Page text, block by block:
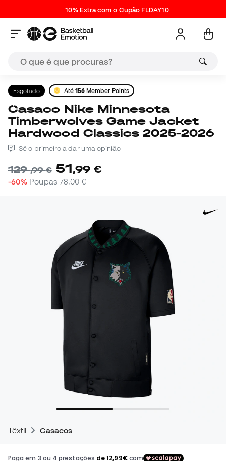
10% Extra com o Cupão FLDAY10
Esgotado Até 156 Member Points
Casaco Nike Minnesota
Timberwolves Game Jacket
Hardwood Classics 2025-2026
Sê o primeiro a dar uma opinião
129,99 € 51,99 €
-60% Poupas 78,00 €
Têxtil Casacos